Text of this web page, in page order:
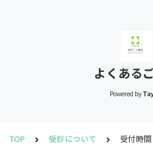
よくある
Powered by
TOP 受診について 受付時